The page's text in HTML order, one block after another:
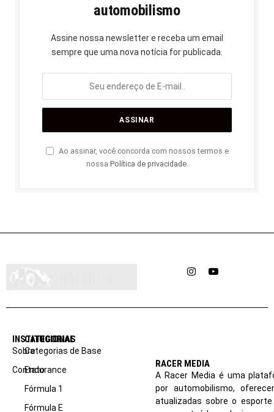
automobilismo
Assine nossa newsletter e receba um email
sempre que uma nova notícia for publicada.
Ao assinar, você concorda com nossos termos e
nossa Política de privacidade.
InstagramYouTube
INSTITUCIONAL
Sobre
Contato
CATEGORIAS
Categorias de Base
Endurance
Fórmula 1
Fórmula E
RACER MEDIA
A Racer Media é uma
por automobilismo,
atualizadas sobre o